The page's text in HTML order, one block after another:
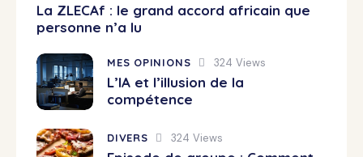
La ZLECAf : le grand accord africain que
personne n’a lu
MES OPINIONS 324 Views
L’IA et l’illusion de la
compétence
DIVERS 324 Views